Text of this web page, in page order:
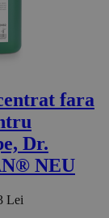
fara
Dr.
NEU
Lei